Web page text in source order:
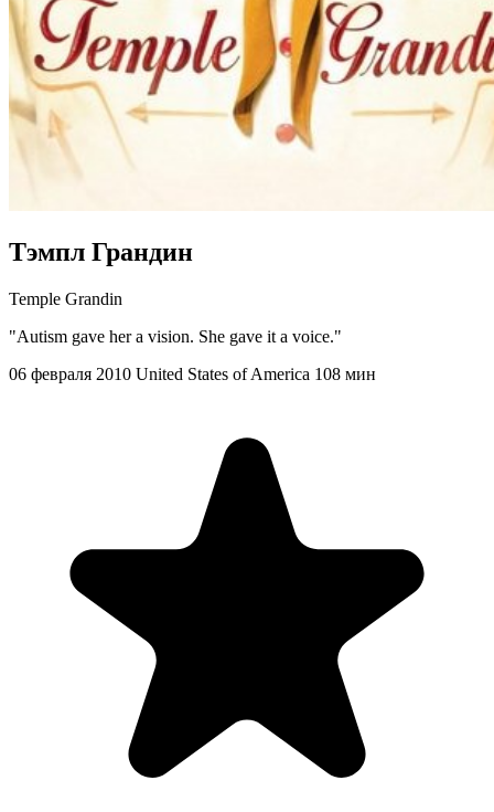
Тэмпл Грандин
Temple Grandin
"Autism gave her a vision. She gave it a voice."
06 февраля 2010 United States of America 108 мин